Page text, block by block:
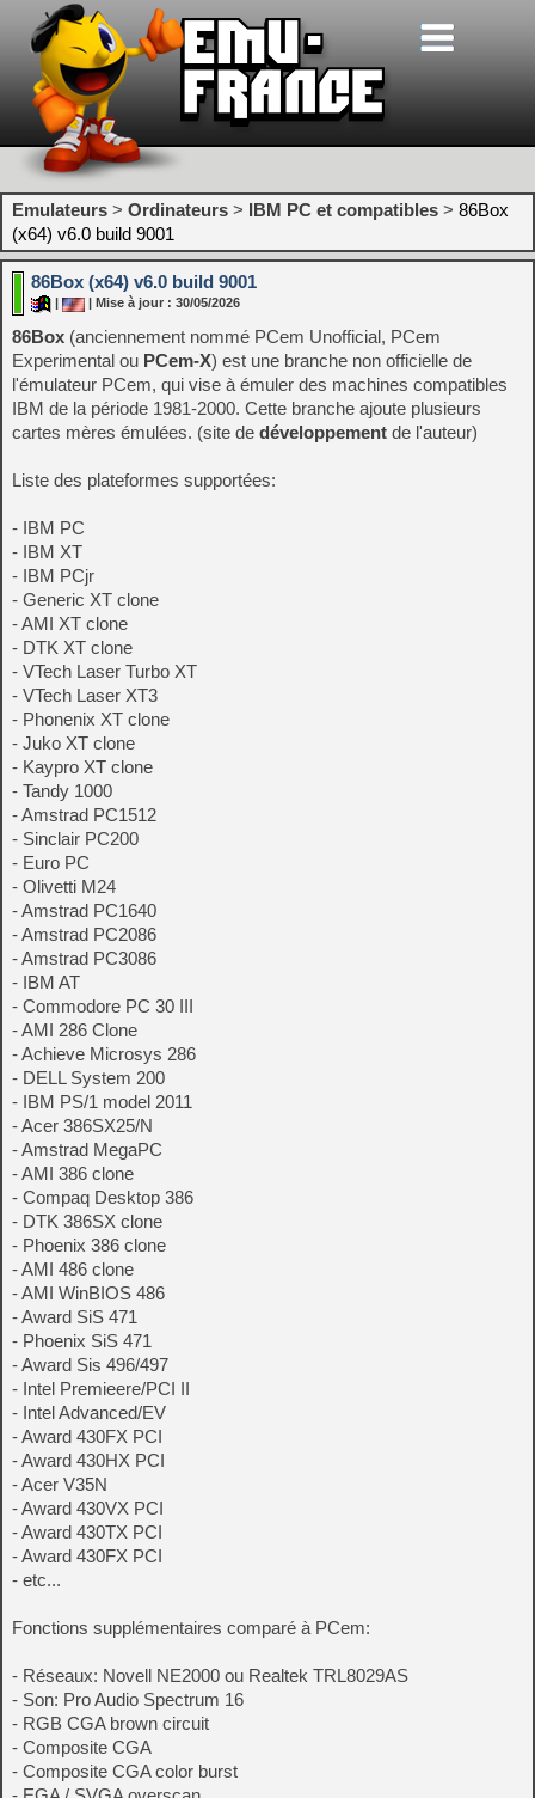
Emulateurs > Ordinateurs > IBM PC et compatibles > 86Box
(x64) v6.0 build 9001
86Box (x64) v6.0 build 9001
| Mise à jour : 30/05/2026
86Box (anciennement nommé PCem Unofficial, PCem
Experimental ou PCem-X) est une branche non officielle de
l'émulateur PCem, qui vise à émuler des machines compatibles
IBM de la période 1981-2000. Cette branche ajoute plusieurs
cartes mères émulées. (site de développement de l'auteur)
Liste des plateformes supportées:
- IBM PC
- IBM XT
- IBM PCjr
- Generic XT clone
- AMI XT clone
- DTK XT clone
- VTech Laser Turbo XT
- VTech Laser XT3
- Phonenix XT clone
- Juko XT clone
- Kaypro XT clone
- Tandy 1000
- Amstrad PC1512
- Sinclair PC200
- Euro PC
- Olivetti M24
- Amstrad PC1640
- Amstrad PC2086
- Amstrad PC3086
- IBM AT
- Commodore PC 30 III
- AMI 286 Clone
- Achieve Microsys 286
- DELL System 200
- IBM PS/1 model 2011
- Acer 386SX25/N
- Amstrad MegaPC
- AMI 386 clone
- Compaq Desktop 386
- DTK 386SX clone
- Phoenix 386 clone
- AMI 486 clone
- AMI WinBIOS 486
- Award SiS 471
- Phoenix SiS 471
- Award Sis 496/497
- Intel Premieere/PCI II
- Intel Advanced/EV
- Award 430FX PCI
- Award 430HX PCI
- Acer V35N
- Award 430VX PCI
- Award 430TX PCI
- Award 430FX PCI
- etc...
Fonctions supplémentaires comparé à PCem:
- Réseaux: Novell NE2000 ou Realtek TRL8029AS
- Son: Pro Audio Spectrum 16
- RGB CGA brown circuit
- Composite CGA
- Composite CGA color burst